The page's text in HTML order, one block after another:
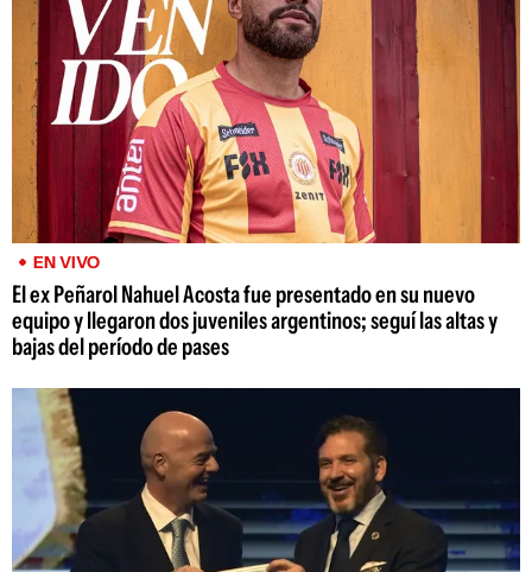
EN VIVO
El ex Peñarol Nahuel Acosta fue presentado en su nuevo
equipo y llegaron dos juveniles argentinos; seguí las altas y
bajas del período de pases